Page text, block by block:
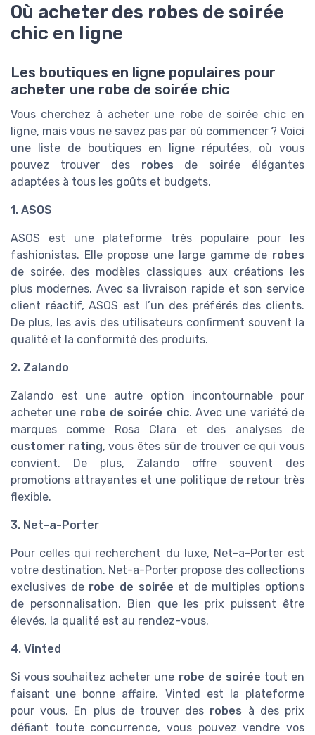
Où acheter des robes de soirée
chic en ligne
Les boutiques en ligne populaires pour
acheter une robe de soirée chic
Vous cherchez à acheter une robe de soirée chic en
ligne, mais vous ne savez pas par où commencer ? Voici
une liste de boutiques en ligne réputées, où vous
pouvez trouver des robes de soirée élégantes
adaptées à tous les goûts et budgets.
1. ASOS
ASOS est une plateforme très populaire pour les
fashionistas. Elle propose une large gamme de robes
de soirée, des modèles classiques aux créations les
plus modernes. Avec sa livraison rapide et son service
client réactif, ASOS est l’un des préférés des clients.
De plus, les avis des utilisateurs confirment souvent la
qualité et la conformité des produits.
2. Zalando
Zalando est une autre option incontournable pour
acheter une robe de soirée chic. Avec une variété de
marques comme Rosa Clara et des analyses de
customer rating, vous êtes sûr de trouver ce qui vous
convient. De plus, Zalando offre souvent des
promotions attrayantes et une politique de retour très
flexible.
3. Net-a-Porter
Pour celles qui recherchent du luxe, Net-a-Porter est
votre destination. Net-a-Porter propose des collections
exclusives de robe de soirée et de multiples options
de personnalisation. Bien que les prix puissent être
élevés, la qualité est au rendez-vous.
4. Vinted
Si vous souhaitez acheter une robe de soirée tout en
faisant une bonne affaire, Vinted est la plateforme
pour vous. En plus de trouver des robes à des prix
défiant toute concurrence, vous pouvez vendre vos